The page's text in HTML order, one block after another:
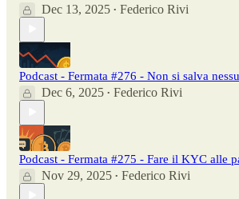
Dec 13, 2025 • Federico Rivi
Podcast - Fermata #276 - Non si salva
Dec 6, 2025 • Federico Rivi
Podcast - Fermata #275 - Fare il KYC alle
Nov 29, 2025 • Federico Rivi